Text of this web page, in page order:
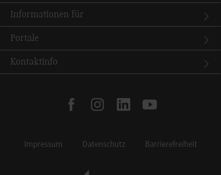
Informationen für
Portale
Kontaktinfo
facebookinstagramlinkedinyoutube
Impressum Datenschutz Barrierefreiheit